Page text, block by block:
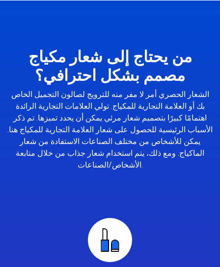
من يحتاج إلى شعار مكياج
مصمم بشكل احترافي؟
الشعار الحصري أمر لا مفر منه للترويج لصالون التجميل الخاص
بك أو العلامة التجارية للمكياج. تولي العلامات التجارية الرائدة
اهتمامًا كبيرًا بتصميم شعار مرئي يمكن أن يحدد تميزها. تم ذكر
الأسباب الرئيسية للحصول على شعار العلامة التجارية للمكياج هنا.
يمكن للأشخاص من مختلف الصناعات الاستفادة من شعار
الماكياج. ومع ذلك، يتم استخدام شعار جذاب من خلال متابعة
الأشخاص/الصناعات.